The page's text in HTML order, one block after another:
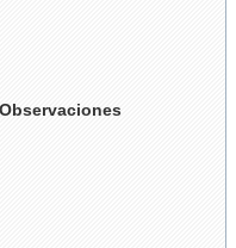
Observaciones